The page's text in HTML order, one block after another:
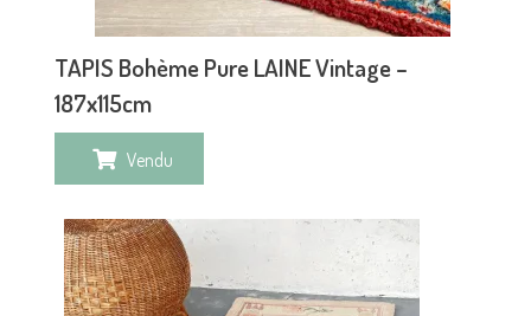
TAPIS Bohème Pure LAINE Vintage –
187x115cm
Vendu